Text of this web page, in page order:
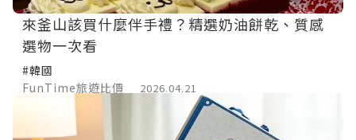
來釜山該買什麼伴手禮？精選奶油餅乾、質感
選物一次看
#韓國
FunTime旅遊比價
2026.04.21